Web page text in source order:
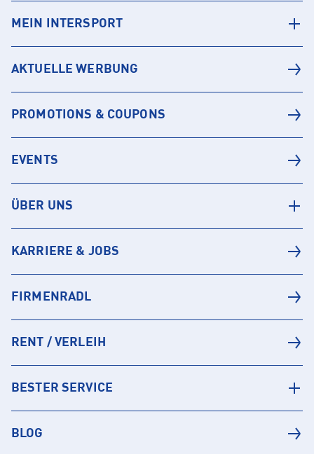
MEIN INTERSPORT
AKTUELLE WERBUNG
PROMOTIONS & COUPONS
EVENTS
ÜBER UNS
KARRIERE & JOBS
FIRMENRADL
RENT / VERLEIH
BESTER SERVICE
BLOG